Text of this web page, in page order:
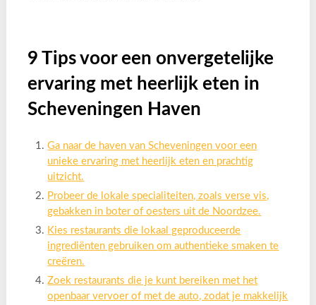
9 Tips voor een onvergetelijke
ervaring met heerlijk eten in
Scheveningen Haven
Ga naar de haven van Scheveningen voor een
unieke ervaring met heerlijk eten en prachtig
uitzicht.
Probeer de lokale specialiteiten, zoals verse vis,
gebakken in boter of oesters uit de Noordzee.
Kies restaurants die lokaal geproduceerde
ingrediënten gebruiken om authentieke smaken te
creëren.
Zoek restaurants die je kunt bereiken met het
openbaar vervoer of met de auto, zodat je makkelijk